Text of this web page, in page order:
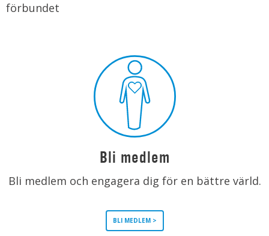
förbundet
Bli medlem
Bli medlem och engagera dig för en bättre värld.
BLI MEDLEM >